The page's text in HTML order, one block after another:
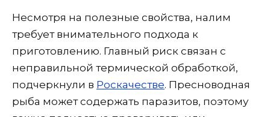
Несмотря на полезные свойства, налим
требует внимательного подхода к
приготовлению. Главный риск связан с
неправильной термической обработкой,
подчеркнули в Роскачестве. Пресноводная
рыба может содержать паразитов, поэтому